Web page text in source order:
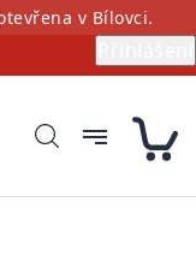
v Bílovci.